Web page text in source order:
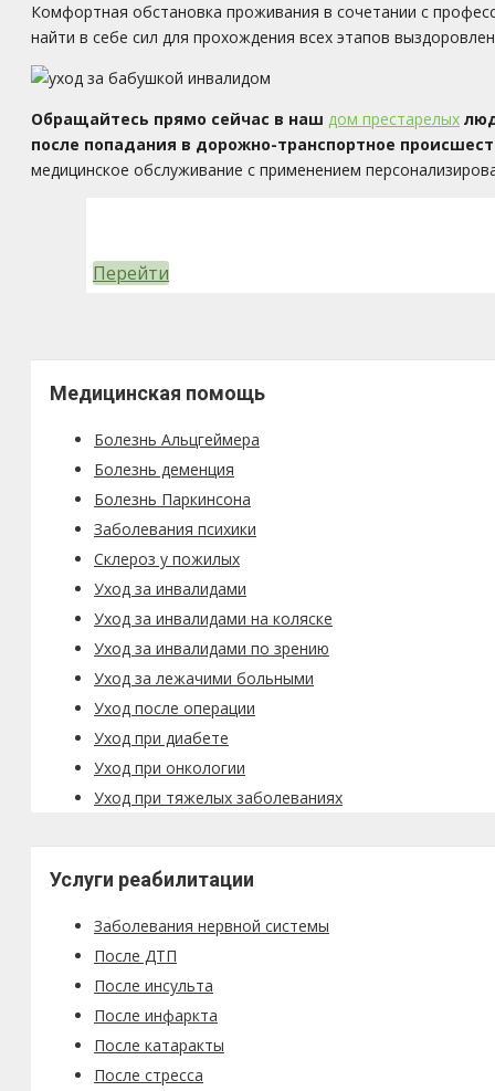
Комфортная обстановка проживания в сочетании с
найти в себе сил для прохождения всех этапов
Обращайтесь прямо сейчас в наш дом престарелых
после попадания в дорожно-транспортное
медицинское обслуживание с применением
Перейти
Медицинская помощь
Болезнь Альцгеймера
Болезнь деменция
Болезнь Паркинсона
Заболевания психики
Склероз у пожилых
Уход за инвалидами
Уход за инвалидами на коляске
Уход за инвалидами по зрению
Уход за лежачими больными
Уход после операции
Уход при диабете
Уход при онкологии
Уход при тяжелых заболеваниях
Услуги реабилитации
Заболевания нервной системы
После ДТП
После инсульта
После инфаркта
После катаракты
После стресса